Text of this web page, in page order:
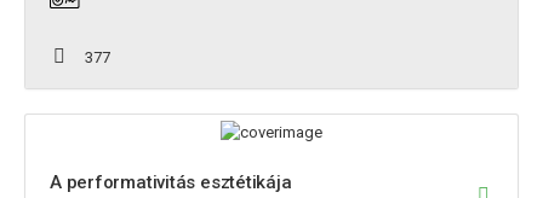
377
A performativitás esztétikája